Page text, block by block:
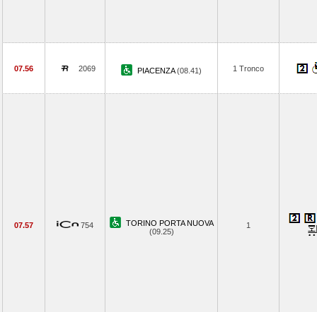
07.56 2069 PIACENZA(08.41) 1 Tronco
07.57 754
TORINO PORTA NUOVA
(09.25)
1